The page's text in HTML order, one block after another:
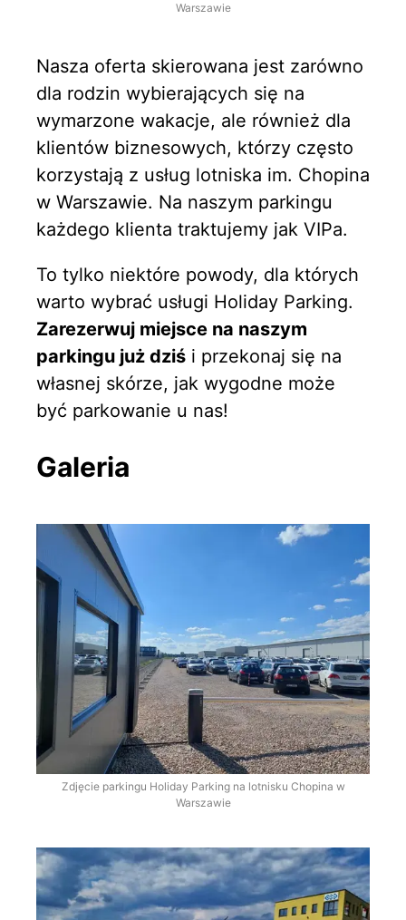
Warszawie
Nasza oferta skierowana jest zarówno
dla rodzin wybierających się na
wymarzone wakacje, ale również dla
klientów biznesowych, którzy często
korzystają z usług lotniska im. Chopina
w Warszawie. Na naszym parkingu
każdego klienta traktujemy jak VIPa.
To tylko niektóre powody, dla których
warto wybrać usługi Holiday Parking.
Zarezerwuj miejsce na naszym
parkingu już dziś i przekonaj się na
własnej skórze, jak wygodne może
być parkowanie u nas!
Galeria
Zdjęcie parkingu Holiday Parking na lotnisku Chopina w
Warszawie